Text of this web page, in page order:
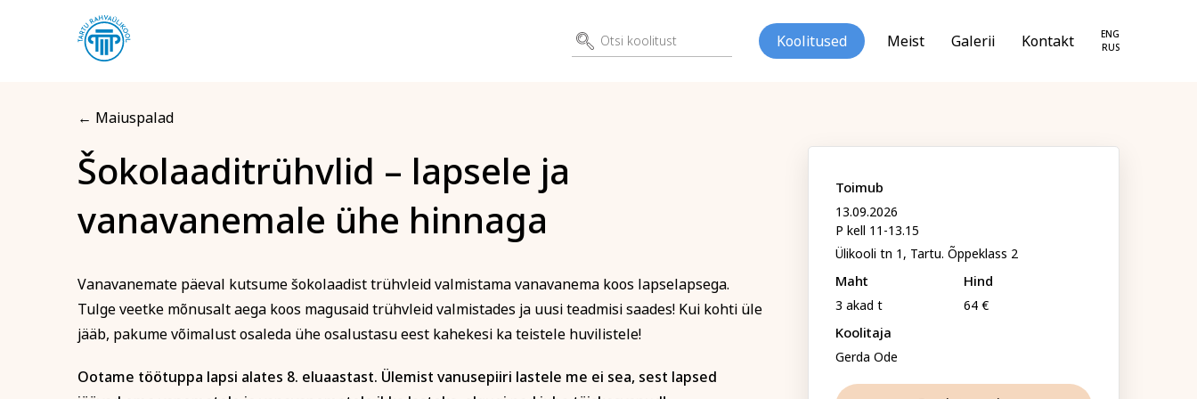
Koolitused Meist Galerii Kontakt
ENG
RUS
Arvuti ja töö Keeled
Psühholoogia ja
eneseareng
Tekstiil ja käsitöö
← Maiuspalad
Šokolaaditrühvlid – lapsele ja
vanavanemale ühe hinnaga
Vanavanemate päeval kutsume šokolaadist trühvleid valmistama vanavanema koos lapselapsega.
Tulge veetke mõnusalt aega koos magusaid trühvleid valmistades ja uusi teadmisi saades! Kui kohti üle
jääb, pakume võimalust osaleda ühe osalustasu eest kahekesi ka teistele huvilistele!
Ootame töötuppa lapsi alates 8. eluaastast. Ülemist vanusepiiri lastele me ei sea, sest lapsed
Toimub
13.09.2026
P kell 11-13.15
Ülikooli tn 1, Tartu. Õppeklass 2
Maht
3 akad t
Hind
64 €
Koolitaja
Gerda Ode
Registreerin koolitusele
Šokolaaditrühvlid – lapsele ja vanavanemale ühe
Eesnimi Perenimi